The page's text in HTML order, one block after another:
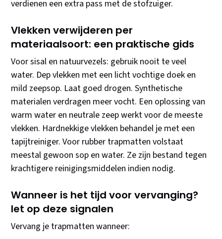
verdienen een extra pass met de stofzuiger.
Vlekken verwijderen per
materiaalsoort: een praktische gids
Voor sisal en natuurvezels: gebruik nooit te veel
water. Dep vlekken met een licht vochtige doek en
mild zeepsop. Laat goed drogen. Synthetische
materialen verdragen meer vocht. Een oplossing van
warm water en neutrale zeep werkt voor de meeste
vlekken. Hardnekkige vlekken behandel je met een
tapijtreiniger. Voor rubber trapmatten volstaat
meestal gewoon sop en water. Ze zijn bestand tegen
krachtigere reinigingsmiddelen indien nodig.
Wanneer is het tijd voor vervanging?
let op deze signalen
Vervang je trapmatten wanneer: